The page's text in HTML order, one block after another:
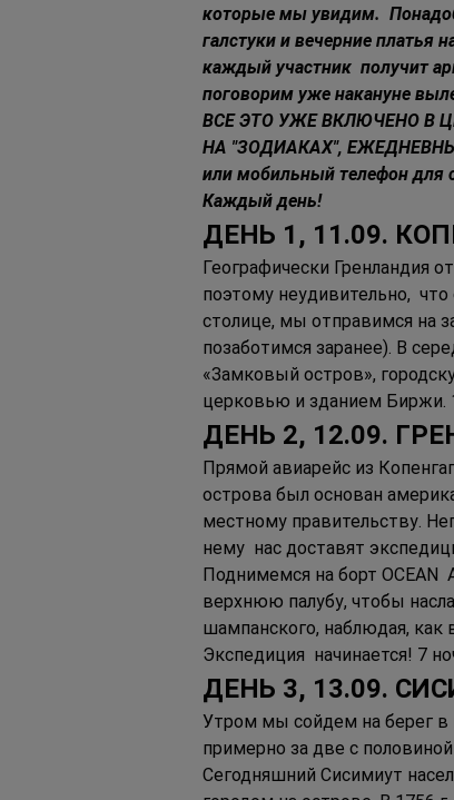
которые мы увидим.
галстуки и вечерние платья
каждый участник  получит
поговорим уже накануне
ВСЕ ЭТО УЖЕ ВКЛЮЧЕНО В
НА "ЗОДИАКАХ",
или мобильный телефон для
Каждый день!
ДЕНЬ 1, 11.09.
Географически Гренландия
поэтому неудивительно,
столице, мы отправимся на
позаботимся заранее). В
«Замковый остров»,
церковью и зданием Биржи.
ДЕНЬ 2, 12.09.
Прямой авиарейс из
острова был основан
местному правительству.
нему  нас доставят
Поднимемся на борт OCEAN
верхнюю палубу, чтобы
шампанского, наблюдая, как
Экспедиция  начинается! 7
ДЕНЬ 3, 13.09.
Утром мы сойдем на берег в
примерно за две с
Сегодняшний Сисимиут